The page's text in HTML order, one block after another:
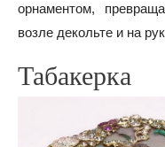
орнаментом,
возле декольте и на
Табакерка